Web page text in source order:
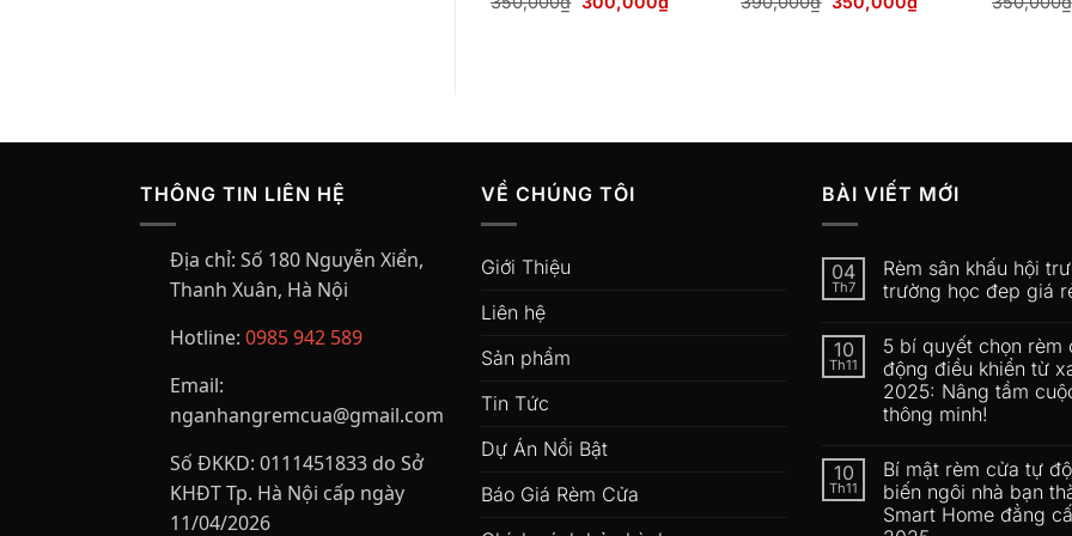
hiện
hiện
THÔNG TIN LIÊN HỆ
Địa chỉ: Số 180 Nguyễn Xiển,
Thanh Xuân, Hà Nội
Hotline: 0985 942 589
Email:
nganhangremcua@gmail.com
Số ĐKKD: 0111451833 do Sở
KHĐT Tp. Hà Nội cấp ngày
11/04/2026
VỀ CHÚNG TÔI
Giới Thiệu
Liên hệ
Sản phẩm
Tin Tức
Dự Án Nổi Bật
Báo Giá Rèm Cửa
BÀI VIẾT MỚI
04
Th7
Rèm sân khấu hội
trường học đep giá
10
Th11
5 bí quyết chọn rèm
động điều khiển từ
2025: Nâng tầm
thông minh!
10
Th11
Bí mật rèm cửa tự
biến ngôi nhà bạn
Smart Home đẳng